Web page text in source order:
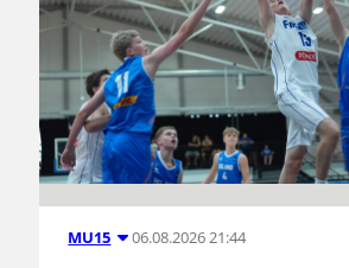
MU15 06.08.2026 21:44